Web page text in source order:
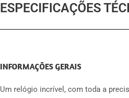
ESPECIFICAÇÕES
INFORMAÇÕES GERAIS
Um relógio incrível, com toda a